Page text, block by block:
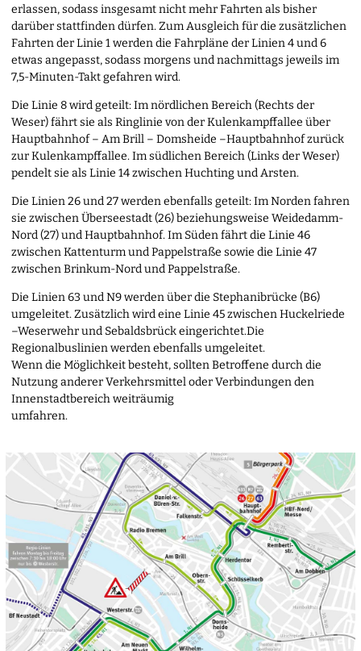
erlassen, sodass insgesamt nicht mehr Fahrten als bisher
darüber stattfinden dürfen. Zum Ausgleich für die zusätzlichen
Fahrten der Linie 1 werden die Fahrpläne der Linien 4 und 6
etwas angepasst, sodass morgens und nachmittags jeweils im
7,5-Minuten-Takt gefahren wird.
Die Linie 8 wird geteilt: Im nördlichen Bereich (Rechts der
Weser) fährt sie als Ringlinie von der Kulenkampffallee über
Hauptbahnhof – Am Brill – Domsheide –Hauptbahnhof zurück
zur Kulenkampffallee. Im südlichen Bereich (Links der Weser)
pendelt sie als Linie 14 zwischen Huchting und Arsten.
Die Linien 26 und 27 werden ebenfalls geteilt: Im Norden fahren
sie zwischen Überseestadt (26) beziehungsweise Weidedamm-
Nord (27) und Hauptbahnhof. Im Süden fährt die Linie 46
zwischen Kattenturm und Pappelstraße sowie die Linie 47
zwischen Brinkum-Nord und Pappelstraße.
Die Linien 63 und N9 werden über die Stephanibrücke (B6)
umgeleitet. Zusätzlich wird eine Linie 45 zwischen Huckelriede
–Weserwehr und Sebaldsbrück eingerichtet.Die
Regionalbuslinien werden ebenfalls umgeleitet.
Wenn die Möglichkeit besteht, sollten Betroffene durch die
Nutzung anderer Verkehrsmittel oder Verbindungen den
Innenstadtbereich weiträumig
umfahren.